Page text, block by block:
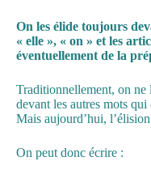
On les élide toujours
« elle », « on » et les
éventuellement de la
Traditionnellement, on ne
devant les autres mots
Mais aujourd’hui,
On peut donc écrire :